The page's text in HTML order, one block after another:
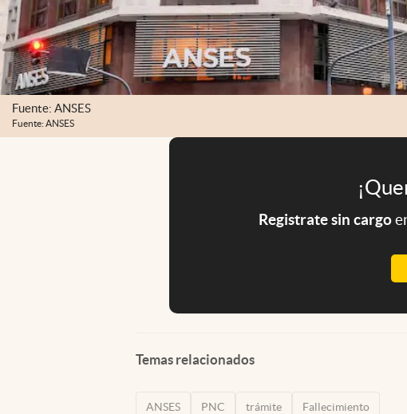
Fuente: ANSES
Fuente: ANSES
Registrate sin cargo
Temas relacionados
ANSES PNC trámite Fallecimiento